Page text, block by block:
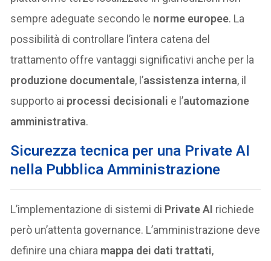
sempre adeguate secondo le norme europee. La
possibilità di controllare l’intera catena del
trattamento offre vantaggi significativi anche per la
produzione documentale, l’assistenza interna, il
supporto ai processi decisionali e l’automazione
amministrativa.
Sicurezza tecnica per una Private AI
nella Pubblica Amministrazione
L’implementazione di sistemi di Private AI richiede
però un’attenta governance. L’amministrazione deve
definire una chiara mappa dei dati trattati,